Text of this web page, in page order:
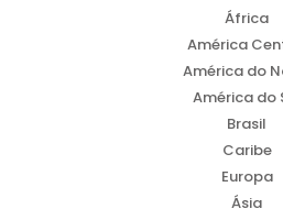
África
América
América do
América do
Brasil
Caribe
Europa
Ásia